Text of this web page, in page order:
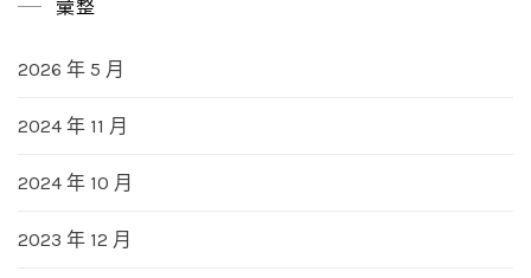
彙整
2026 年 5 月
2024 年 11 月
2024 年 10 月
2023 年 12 月